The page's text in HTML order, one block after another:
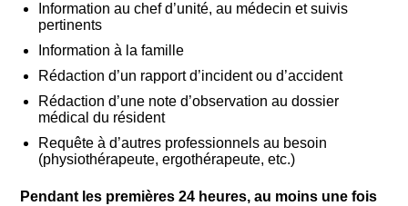
Information au chef d’unité, au médecin et suivis
pertinents
Information à la famille
Rédaction d’un rapport d’incident ou d’accident
Rédaction d’une note d’observation au dossier
médical du résident
Requête à d’autres professionnels au besoin
(physiothérapeute, ergothérapeute, etc.)
Pendant les premières 24 heures, au moins une fois